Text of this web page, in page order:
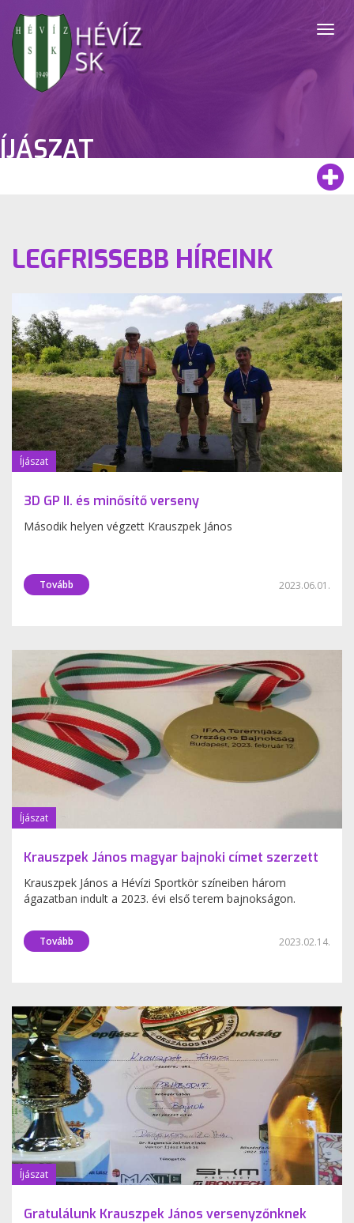
ÍJÁSZAT
LEGFRISSEBB HÍREINK
Íjászat
3D GP II. és minősítő verseny
Második helyen végzett Krauszpek János
Tovább 2023.06.01.
Íjászat
Krauszpek János magyar bajnoki címet szerzett
Krauszpek János a Hévízi Sportkör színeiben három
ágazatban indult a 2023. évi első terem bajnokságon.
Tovább 2023.02.14.
Íjászat
Gratulálunk Krauszpek János versenyzőnknek